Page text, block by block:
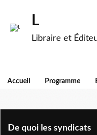
L
Libraire et
Accueil Programme
1947
De quoi les syndicats